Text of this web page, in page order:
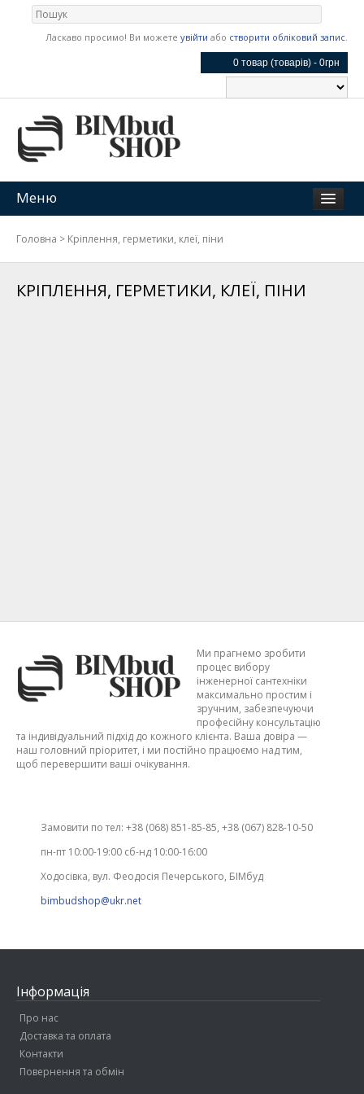
Ласкаво просимо! Ви можете увійти або створити обліковий запис.
0 товар (товарів) - 0грн
Меню
Головна > Кріплення, герметики, клеї, піни
КРІПЛЕННЯ, ГЕРМЕТИКИ, КЛЕЇ, ПІНИ
Ми прагнемо зробити
процес вибору
інженерної сантехніки
максимально простим і
зручним, забезпечуючи
професійну консультацію
та індивідуальний підхід до кожного клієнта. Ваша довіра —
наш головний пріоритет, і ми постійно працюємо над тим,
щоб перевершити ваші очікування.
Замовити по тел: +38 (068) 851-85-85, +38 (067) 828-10-50
пн-пт 10:00-19:00 сб-нд 10:00-16:00
Ходосівка, вул. Феодосія Печерського, БІМбуд
bimbudshop@ukr.net
Інформація
Про нас
Доставка та оплата
Контакти
Повернення та обмін